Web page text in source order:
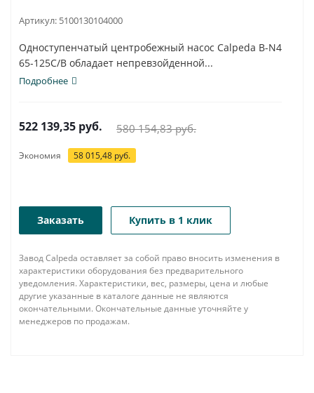
Артикул: 5100130104000
Одноступенчатый центробежный насос Calpeda B-N4
65-125C/B обладает непревзойденной...
Подробнее
522 139,35 руб. 580 154,83руб.
Экономия 58 015,48 руб.
Заказать Купить в 1 клик
Завод Calpeda оставляет за собой право вносить изменения в
характеристики оборудования без предварительного
уведомления. Характеристики, вес, размеры, цена и любые
другие указанные в каталоге данные не являются
окончательными. Окончательные данные уточняйте у
менеджеров по продажам.